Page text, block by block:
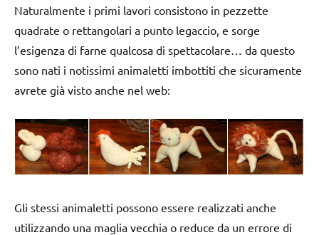
Naturalmente i primi lavori consistono in pezzette
quadrate o rettangolari a punto legaccio, e sorge
l’esigenza di farne qualcosa di spettacolare… da questo
sono nati i notissimi animaletti imbottiti che sicuramente
avrete già visto anche nel web:
Gli stessi animaletti possono essere realizzati anche
utilizzando una maglia vecchia o reduce da un errore di